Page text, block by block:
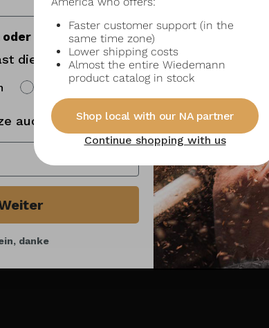
Faster customer support (in the
same time zone)
Lower shipping costs
Almost the entire Wiedemann
product catalog in stock
Shop local with our NA partner
Continue shopping with us
Englisch?
die Wahl!
Englisch
auch gut ankommt:
danke